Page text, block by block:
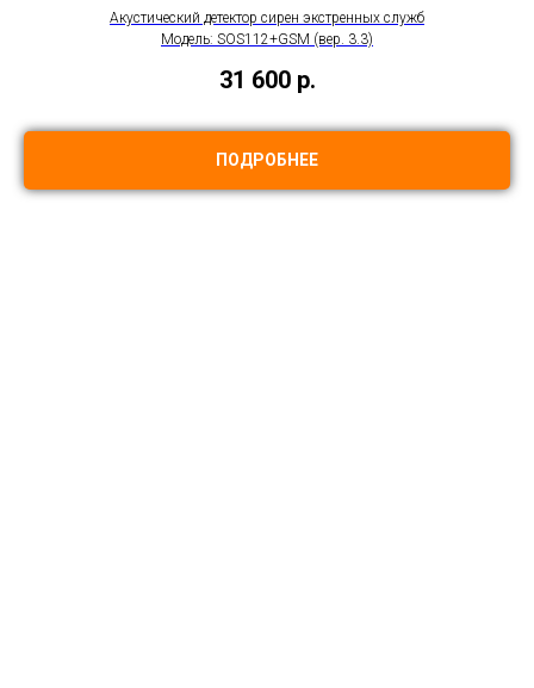
Акустический детектор сирен экстренных служб
Модель: SOS112+GSM (вер. 3.3)
31 600 р.
ПОДРОБНЕЕ